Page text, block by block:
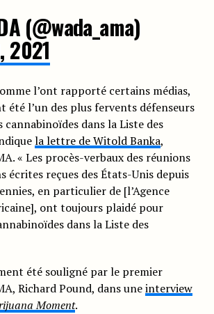
(@wada_ama)
2021
l’ont rapporté certains médias,
été l’un des plus fervents défenseurs
cannabinoïdes dans la Liste des
la lettre de Witold Banka,
« Les procès-verbaux des réunions
écrites reçues des États-Unis depuis
en particulier de [l’Agence
ont toujours plaidé pour
dans la Liste des
été souligné par le premier
Richard Pound, dans uneinterview
Moment.